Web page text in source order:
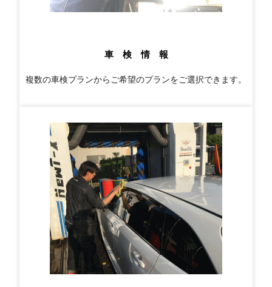
車 検 情 報
複数の車検プランからご希望のプランをご選択できます。